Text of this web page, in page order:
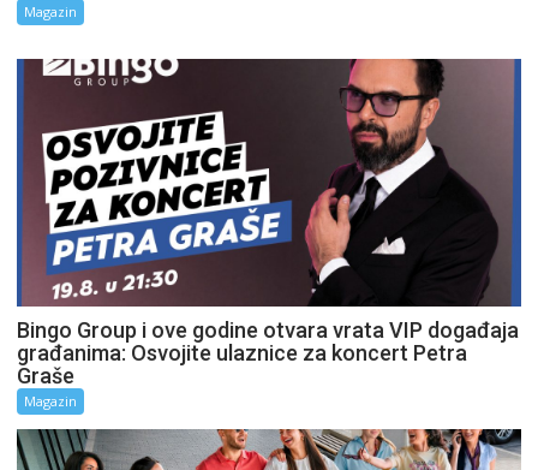
Magazin
Bingo Group i ove godine otvara vrata VIP događaja
građanima: Osvojite ulaznice za koncert Petra
Graše
Magazin